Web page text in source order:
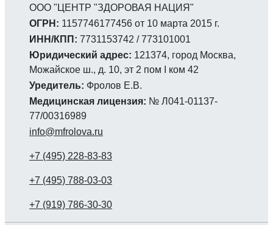
ООО "ЦЕНТР "ЗДОРОВАЯ НАЦИЯ"
ОГРН: 1157746177456 от 10 марта 2015 г.
ИНН/КПП: 7731153742 / 773101001
Юридический адрес: 121374, город Москва,
Можайское ш., д. 10, эт 2 пом I ком 42
Уредитель: Фролов Е.В.
Медицинская лицензия: № Л041-01137-
77/00316989
info@mfrolova.ru